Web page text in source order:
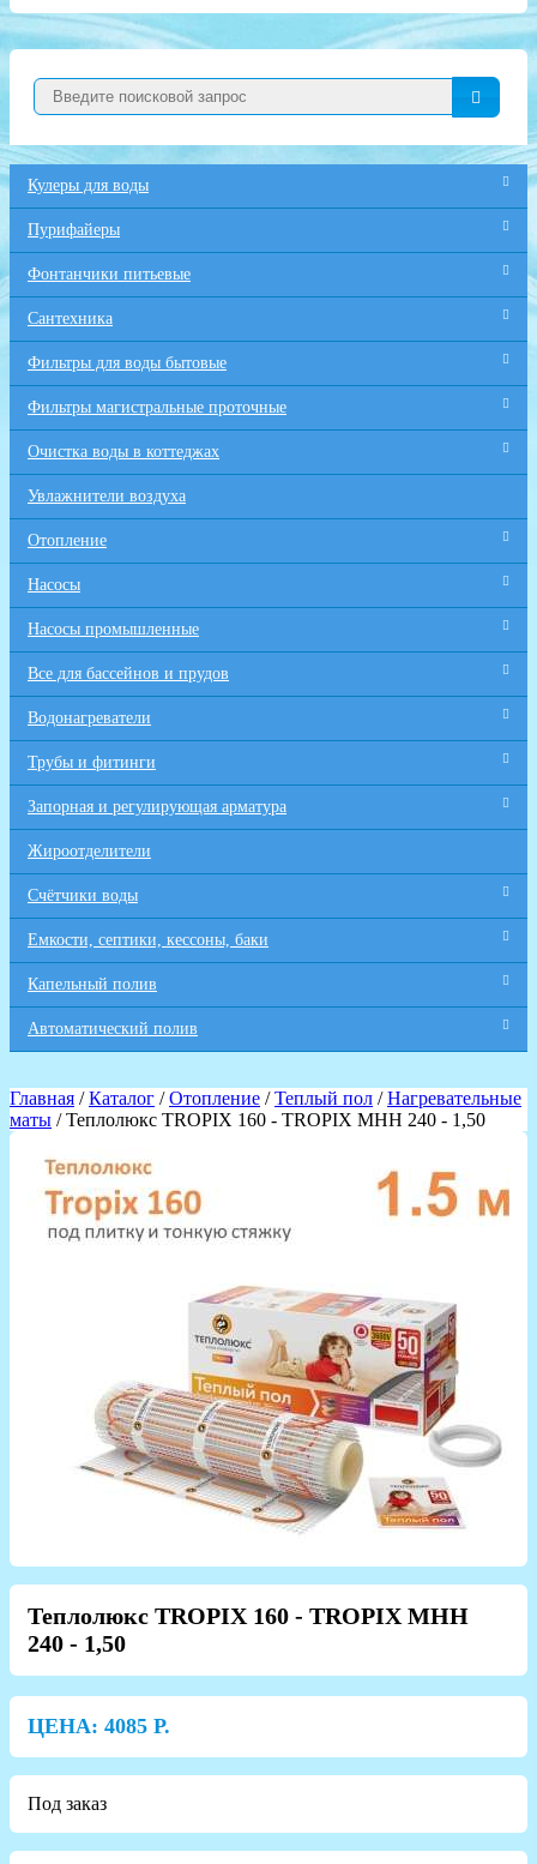
Кулеры для воды
Пурифайеры
Фонтанчики питьевые
Сантехника
Фильтры для воды бытовые
Фильтры магистральные проточные
Очистка воды в коттеджах
Увлажнители воздуха
Отопление
Насосы
Насосы промышленные
Все для бaссейнов и прудов
Водонагреватели
Трубы и фитинги
Запорная и регулирующая арматура
Жироотделители
Счётчики воды
Емкости, септики, кессоны, баки
Капельный полив
Автоматический полив
Главная /Каталог /Отопление /Теплый пол /Нагревательные
маты / Теплолюкс TROPIX 160 - TROPIX МНН 240 - 1,50
Теплолюкс TROPIX 160 - TROPIX МНН
240 - 1,50
ЦЕНА: 4085 Р.
Под заказ